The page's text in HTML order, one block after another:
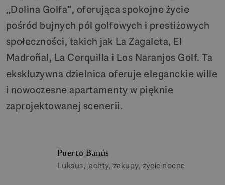
„Dolina Golfa”, oferująca spokojne życie
pośród bujnych pól golfowych i prestiżowych
społeczności, takich jak La Zagaleta, El
Madroñal, La Cerquilla i Los Naranjos Golf. Ta
ekskluzywna dzielnica oferuje eleganckie wille
i nowoczesne apartamenty w pięknie
zaprojektowanej scenerii.
Puerto Banús
Luksus, jachty, zakupy, życie nocne